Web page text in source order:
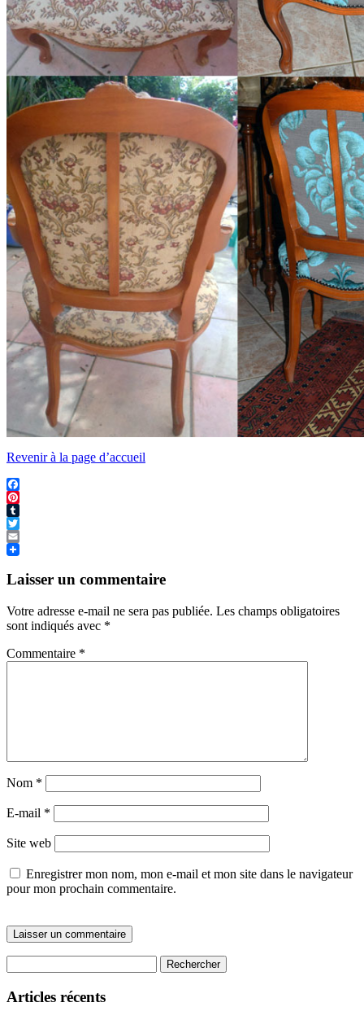
Revenir à la page d’accueil
Facebook
Pinterest
Tumblr
Twitter
Email
Laisser un commentaire
Votre adresse e-mail ne sera pas publiée. Les champs obligatoires
sont indiqués avec *
Commentaire *
Nom *
E-mail *
Site web
Enregistrer mon nom, mon e-mail et mon site dans le navigateur
pour mon prochain commentaire.
Articles récents